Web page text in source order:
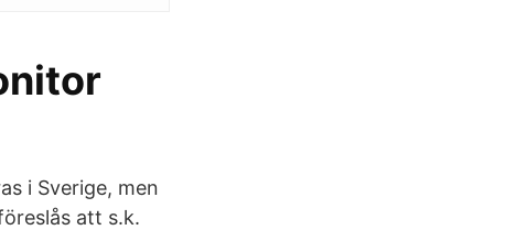
i Sverige, men
att s.k.